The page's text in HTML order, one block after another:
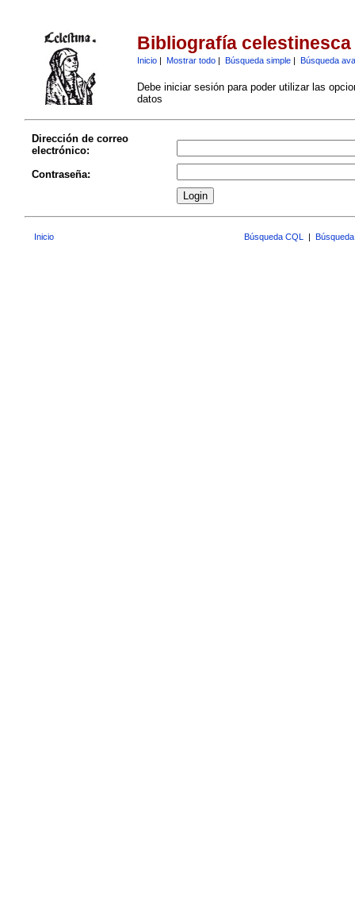
Bibliografía celestinesca
Inicio| Mostrar todo| Búsqueda simple| Búsqueda
Debe iniciar sesión para poder utilizar las
datos
Dirección de correo
electrónico:
Contraseña:
Inicio Búsqueda CQL |